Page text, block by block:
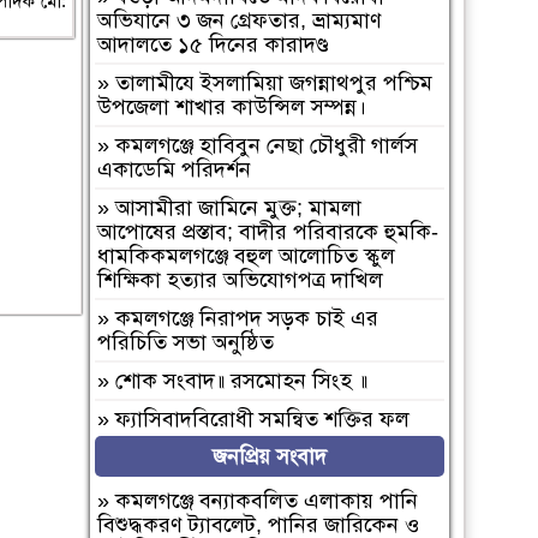
অভিযানে ৩ জন গ্রেফতার, ভ্রাম্যমাণ
আদালতে ১৫ দিনের কারাদণ্ড
»‎তালামীযে ইসলামিয়া জগন্নাথপুর পশ্চিম
উপজেলা শাখার কাউন্সিল সম্পন্ন।
»কমলগঞ্জে হাবিবুন নেছা চৌধুরী গার্লস
একাডেমি পরিদর্শন
»আসামীরা জামিনে মুক্ত; মামলা
আপোষের প্রস্তাব; বাদীর পরিবারকে হুমকি-
ধামকিকমলগঞ্জে বহুল আলোচিত স্কুল
শিক্ষিকা হত্যার অভিযোগপত্র দাখিল
»কমলগঞ্জে নিরাপদ সড়ক চাই এর
পরিচিতি সভা অনুষ্ঠিত
»শোক সংবাদ॥ রসমোহন সিংহ ॥
»ফ্যাসিবাদবিরোধী সমন্বিত শক্তির ফল
জুলাই আন্দোলন: রেদোয়ান মাজহারি
»বগুড়া আদমদীঘিতে হিন্দু গৃহবধূকে
শ্লীলতাহানির চেষ্টার অভিযোগে গ্রেপ্তার-১
জনপ্রিয় সংবাদ
»কমলগঞ্জে বন্যাকবলিত এলাকায় পানি
বিশুদ্ধকরণ ট্যাবলেট, পানির জারিকেন ও